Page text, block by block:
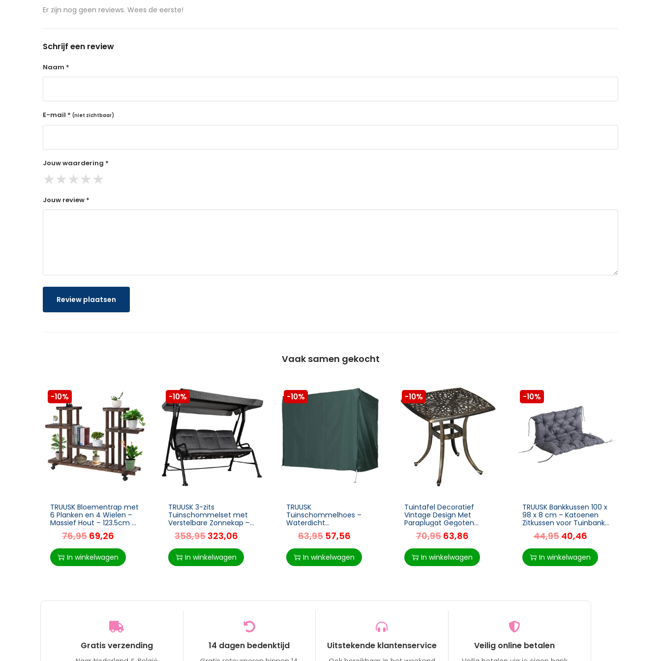
aangeschafte product terug naar de koper.
14 dagen retourtermijn
Binnen 14 dagen een terugbetaling na ontvangst van retour
De terugbetaling wordt gedaan via de betaalmethode waarmee de bestelling is gedaan
Er zijn nog geen reviews. Wees de eerste!
Schrijf een review
Naam *
E-mail * (niet zichtbaar)
Jouw waardering *
★★★★★
Jouw review *
Review plaatsen
Vaak samen gekocht
-10%
TRUUSK Bloementrap met
6 Planken en 4 Wielen –
Massief Hout – 123.5cm x
33cm x 80cm – Bruin –
Decoratief voor Binnen
en Buiten
76,95 69,26
In winkelwagen
-10%
TRUUSK 3-zits
Tuinschommelset met
Verstelbare Zonnekap –
Textline Grijs – 200 x 120 x
170 cm – Voor
Ontspannen Tuinplezier
358,95 323,06
In winkelwagen
-10%
TRUUSK
Tuinschommelhoes –
Waterdicht
Zonnescherm – Oxford –
Groen – 205 x 124 x 164
cm
63,95 57,56
In winkelwagen
-10%
Tuintafel Decoratief
Vintage Design Met
Paraplugat Gegoten
Aluminium Kleur: Brons 54
X 54 X 52,5 Cm
70,95 63,86
In winkelwagen
-10%
TRUUSK Bankkussen 100 x
98 x 8 cm – Katoenen
Zitkussen voor Tuinbank
– Donkergrijs –
Comfortabel en Stijlvol –
Geschikt voor
44,95 40,46
In winkelwagen
Gratis verzending 14 dagen bedenktijd Uitstekende klantenservice Veilig online betalen